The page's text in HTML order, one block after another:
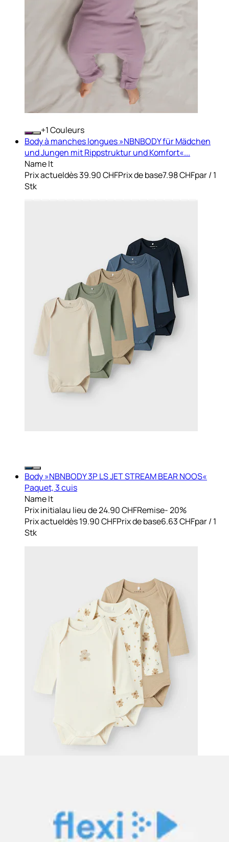
+ Couleurs
Body à manches longues »NBNBODY für Mädchen
und Jungen mit Rippstruktur und Komfort«...
Name It
Prix actueldès39.90 CHFPrix de base7.98 CHFpar/ 1
Stk
Body »NBNBODY 3P LS JET STREAM BEAR NOOS«
Paquet, 3 cuis
Name It
Prix initialau lieu de 24.90 CHFRemise- 20%
Prix actueldès19.90 CHFPrix de base6.63 CHFpar/ 1
Stk
BODY NOOS« en pure laine mérinos
Prix actuel 29.90 CHF